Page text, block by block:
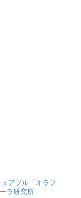
アブル「オラフ
ラ研究所